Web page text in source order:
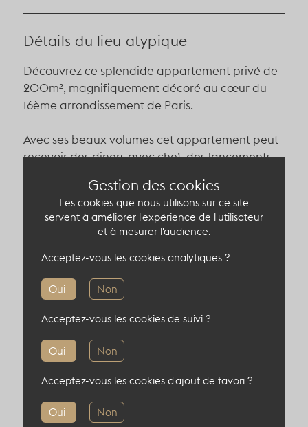
Détails du lieu atypique
Découvrez ce splendide appartement privé de
200m², magnifiquement décoré au cœur du
16ème arrondissement de Paris.
Avec ses beaux volumes cet appartement peut
recevoir des diners avec chef, des lancements
Capacité du lieu atypique
Informations complémentaires
Localisation : 75016, Paris, France
Gestion des cookies
Les cookies que nous utilisons sur ce site
servent à améliorer l'expérience de l'utilisateur
et à mesurer l'audience.
Oui Non
Acceptez-vous les cookies analytiques ?
Oui Non
Acceptez-vous les cookies de suivi ?
Oui Non
Acceptez-vous les cookies d'ajout de favori ?